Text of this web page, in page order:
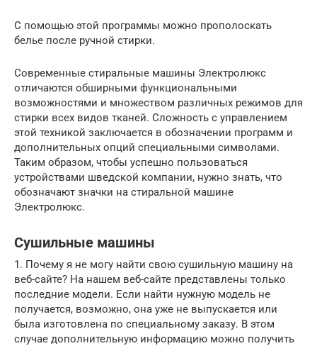
С помощью этой программы можно прополоскать
белье после ручной стирки.
Современные стиральные машины Электролюкс
отличаются обширными функциональными
возможностями и множеством различных режимов для
стирки всех видов тканей. Сложность с управлением
этой техникой заключается в обозначении программ и
дополнительных опций специальными символами.
Таким образом, чтобы успешно пользоваться
устройствами шведской компании, нужно знать, что
обозначают значки на стиральной машине
Электролюкс.
Сушильные машины
1. Почему я не могу найти свою сушильную машину на
веб-сайте? На нашем веб-сайте представлены только
последние модели. Если найти нужную модель не
получается, возможно, она уже не выпускается или
была изготовлена по специальному заказу. В этом
случае дополнительную информацию можно получить